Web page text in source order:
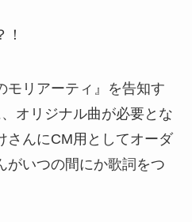
リアーティ』を告知す
オリジナル曲が必要とな
さんにCM用としてオーダ
がいつの間にか歌詞をつ